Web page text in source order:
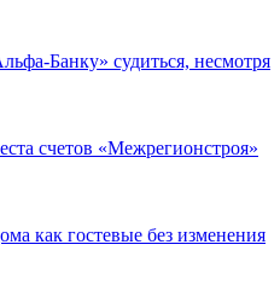
Банку» судиться, несмотря
счетов «Межрегионстроя»
как гостевые без изменения